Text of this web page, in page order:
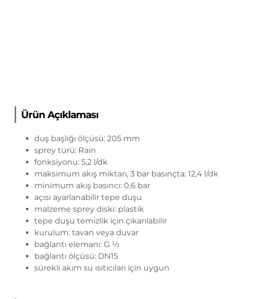
Ürün Açıklaması
duş başlığı ölçüsü: 205 mm
sprey türü: Rain
fonksiyonu: 5,2 l/dk
maksimum akış miktarı, 3 bar basınçta: 12,4 l/dk
minimum akış basıncı: 0,6 bar
açısı ayarlanabilir tepe duşu
malzeme sprey diski: plastik
tepe duşu temizlik için çıkarılabilir
kurulum: tavan veya duvar
bağlantı elemanı: G ½
bağlantı ölçüsü: DN15
sürekli akım su ısıtıcıları için uygun